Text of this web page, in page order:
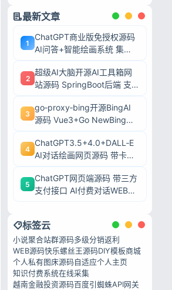
最新文章
1
ChatGPT商业版免授权源码
AI问答+智能绘画系统 集成
2
超级AI大脑开源AI工具箱网
站源码 SpringBoot后端 支
3
go‑proxy‑bing开源BingAI
源码 Vue3+Go NewBing网
4
ChatGPT3.5+4.0+DALL‑E
AI对话绘画网页源码 带卡密
5
ChatGPT网页端源码 带三方
支付接口 AI付费对话WEB系
标签云
小说聚合站群源码多级分销返利
WEB源码快乐螺丝王源码DIY模板商城
个人私有图床源码 自适应个人主页
知识付费系统在线采集
越南金融投资源码百度引蜘蛛API网关